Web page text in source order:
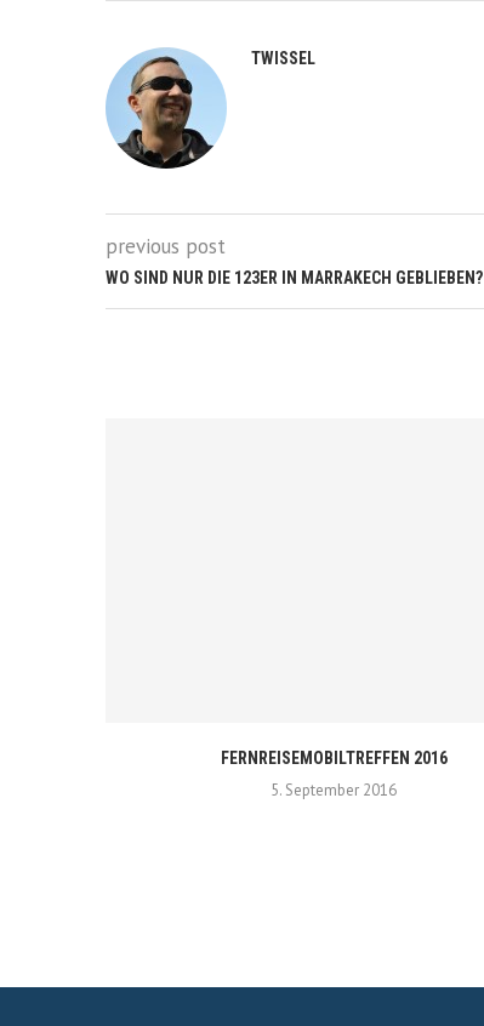
TWISSEL
previous post
WO SIND NUR DIE 123ER IN MARRAKECH GEBLIEBEN?
FERNREISEMOBILTREFFEN 2016
5. September 2016